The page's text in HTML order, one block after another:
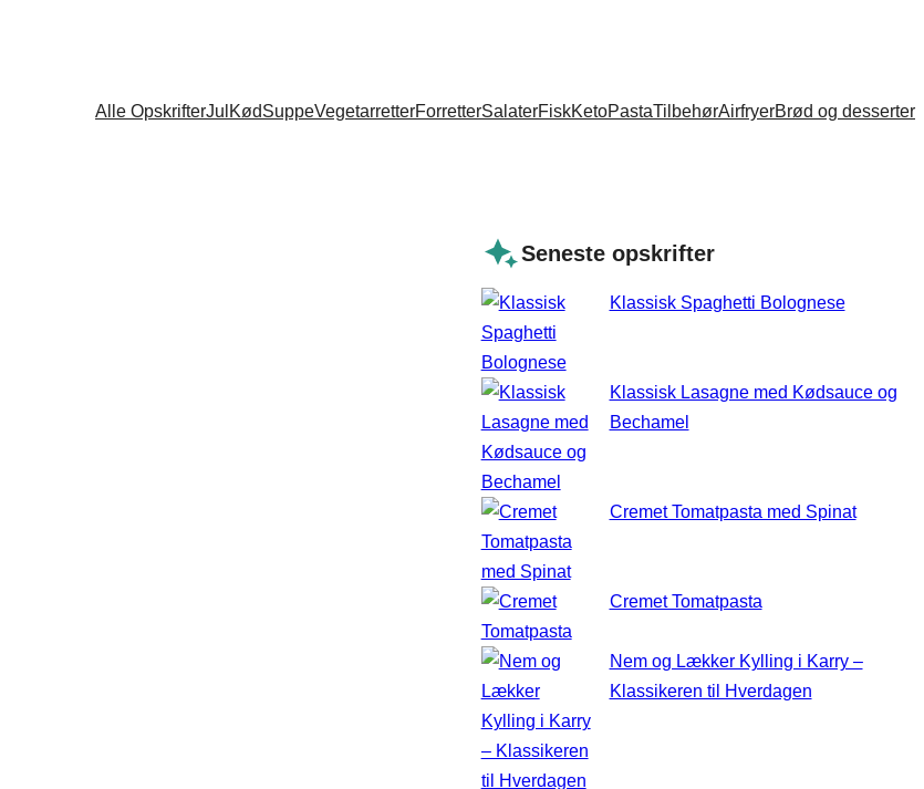
Alle OpskrifterJul KødSuppeVegetarretterForretterSalaterFiskKetoPastaTilbehørAirfryerBrød og desserter
Seneste opskrifter
Klassisk Spaghetti Bolognese
Klassisk Lasagne med Kødsauce og
Bechamel
Cremet Tomatpasta med Spinat
Cremet Tomatpasta
Nem og Lækker Kylling i Karry –
Klassikeren til Hverdagen